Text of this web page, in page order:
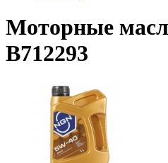
Моторные
B712293